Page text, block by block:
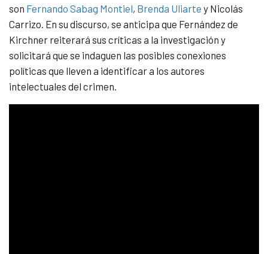
son Fernando Sabag Montiel, Brenda Uliarte y Nicolás
Carrizo. En su discurso, se anticipa que Fernández de
Kirchner reiterará sus críticas a la investigación y
solicitará que se indaguen las posibles conexiones
políticas que lleven a identificar a los autores
intelectuales del crimen.